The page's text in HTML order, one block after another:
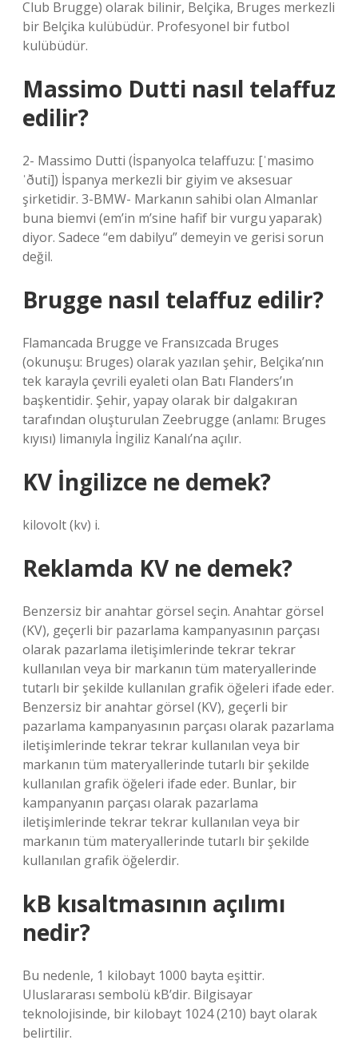
Club Brugge) olarak bilinir, Belçika, Bruges merkezli
bir Belçika kulübüdür. Profesyonel bir futbol
kulübüdür.
Massimo Dutti nasıl telaffuz
edilir?
2- Massimo Dutti (İspanyolca telaffuzu: [ˈmasimo
ˈðuti]) İspanya merkezli bir giyim ve aksesuar
şirketidir. 3-BMW- Markanın sahibi olan Almanlar
buna biemvi (em’in m’sine hafif bir vurgu yaparak)
diyor. Sadece “em dabilyu” demeyin ve gerisi sorun
değil.
Brugge nasıl telaffuz edilir?
Flamancada Brugge ve Fransızcada Bruges
(okunuşu: Bruges) olarak yazılan şehir, Belçika’nın
tek karayla çevrili eyaleti olan Batı Flanders’ın
başkentidir. Şehir, yapay olarak bir dalgakıran
tarafından oluşturulan Zeebrugge (anlamı: Bruges
kıyısı) limanıyla İngiliz Kanalı’na açılır.
KV İngilizce ne demek?
kilovolt (kv) i.
Reklamda KV ne demek?
Benzersiz bir anahtar görsel seçin. Anahtar görsel
(KV), geçerli bir pazarlama kampanyasının parçası
olarak pazarlama iletişimlerinde tekrar tekrar
kullanılan veya bir markanın tüm materyallerinde
tutarlı bir şekilde kullanılan grafik öğeleri ifade eder.
Benzersiz bir anahtar görsel (KV), geçerli bir
pazarlama kampanyasının parçası olarak pazarlama
iletişimlerinde tekrar tekrar kullanılan veya bir
markanın tüm materyallerinde tutarlı bir şekilde
kullanılan grafik öğeleri ifade eder. Bunlar, bir
kampanyanın parçası olarak pazarlama
iletişimlerinde tekrar tekrar kullanılan veya bir
markanın tüm materyallerinde tutarlı bir şekilde
kullanılan grafik öğelerdir.
kB kısaltmasının açılımı
nedir?
Bu nedenle, 1 kilobayt 1000 bayta eşittir.
Uluslararası sembolü kB’dir. Bilgisayar
teknolojisinde, bir kilobayt 1024 (210) bayt olarak
belirtilir.